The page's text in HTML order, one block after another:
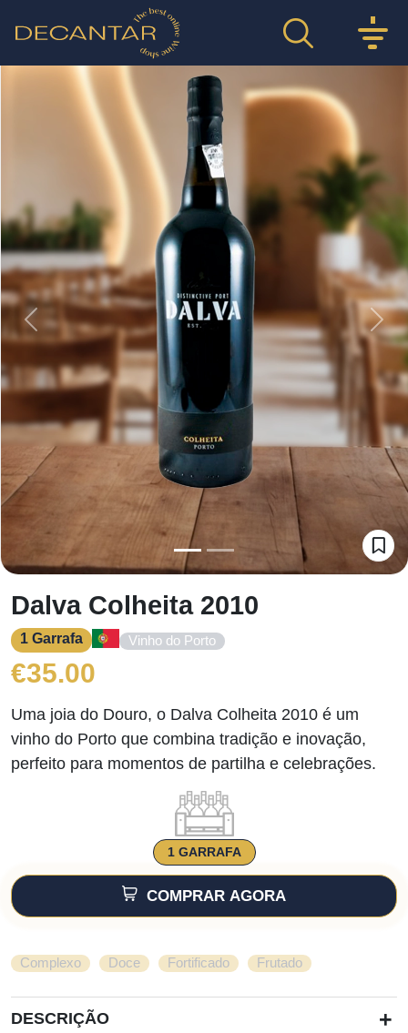
Previous
Dalva Colheita 2010
1 Garrafa Vinho do Porto
€35.00
Uma joia do Douro, o Dalva Colheita 2010 é um
vinho do Porto que combina tradição e inovação,
perfeito para momentos de partilha e celebrações.
1 GARRAFA
COMPRAR AGORA
Complexo Doce Fortificado Frutado
DESCRIÇÃO +